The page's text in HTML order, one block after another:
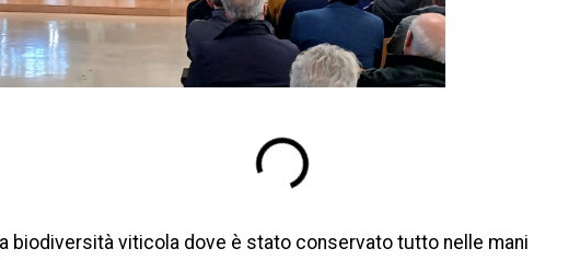
biodiversità viticola dove è stato conservato tutto nelle mani